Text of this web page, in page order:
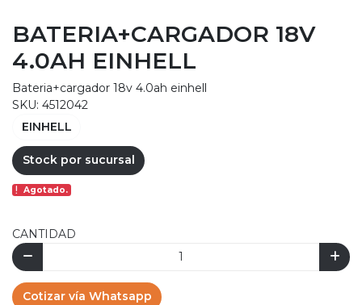
BATERIA+CARGADOR 18V
4.0AH EINHELL
Bateria+cargador 18v 4.0ah einhell
SKU: 4512042
EINHELL
Stock por sucursal
Agotado.
CANTIDAD
Cotizar vía Whatsapp